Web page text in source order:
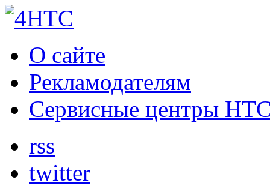
О сайте
Рекламодателям
Сервисные центры
rss
twitter